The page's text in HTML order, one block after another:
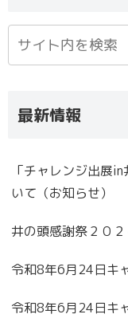
最新情報
「チャレンジ出展
いて（お知らせ）
井の頭感謝祭２０
令和8年6月24日キ
令和8年6月24日キ